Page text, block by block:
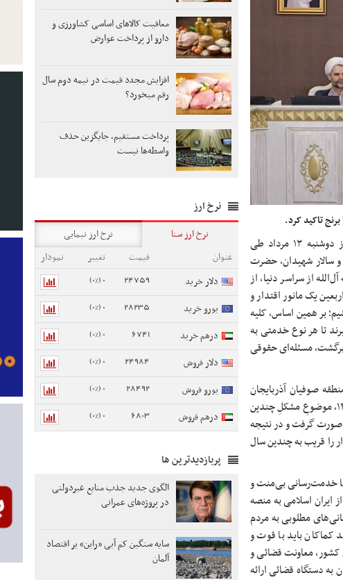
حجت‌الاسلام والمسلمین محسنی اژه‌ای، امروز دوشنبه ۱۳ مرداد طی
سالار شهیدان، حضرت
از سراسر دنیا، از
یک مانور اقتدار و
بر همین اساس، کلیه
تا هر نوع خدمتی به
برگشت، مسئله‌ای حقوقی
صوفیان آذربایجان
شرقی، گفت: در جریان سفر هیئت عالی قضائی به استان آذربایجان شرقی در سال ۱۴۰۲، موضوعِ مشکلِ چندین
صورت گرفت و در نتیجه
را قریب به چندین سال
ما خدمت‌رسانی بی‌منت و
ایران اسلامی به منصه
مطلوبی به مردم
کماکان باید با قوت و
معاونت قضائی و
دستگاه قضائی ارائه
معافیت کالاهای اساسی کشاورزی و
دارو از پرداخت عوارض
افزایش مجدد قیمت در نیمه دوم سال
رقم میخورد؟
پرداخت مستقیم، جایگزین حذف
واسطه‌ها نیست
نرخ ارز
نرخ ارز سنا
نرخ ارز نیمایی
عنوان
قیمت تغییر
نمودار
دلار خرید
24759
0 (0%)
یورو خرید 28235
0 (0%)
درهم خرید 6741
0 (0%)
دلار فروش 24984
0 (0%)
یورو فروش 28492
0 (0%)
درهم فروش 6803
0 (0%)
پربازدیدترین ها
الگوی جدید جذب منابع غیردولتی
در پروژه‌های عمرانی
سایه سنگین کم آبی «راین» بر اقتصاد
آلمان